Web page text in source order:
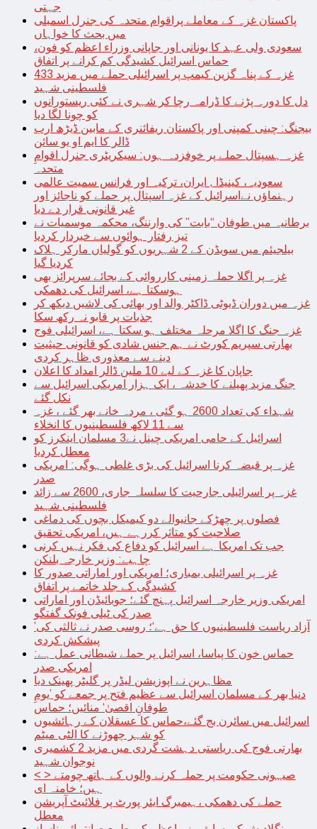
جہتی
پاکستان غزہ کے معاملے پراقوام متحدہ کی جنرل اسمبلی
میں بحث کا خواہاں
سعودی ولی عہد کا یونانی اور جاپانی وزراء اعظم کو فون،
حماس اسرائیل کشیدگی کم کرانے پر اتفاق
غزہ کے پناہ گزین کیمپ پر اسرائیلی حملے میں مزید 433
فلسطینی شہید
دل کا دورہ پڑنے کا ڈرامہ رچا کر شہری نے کئی ریستورانوں
کو چونا لگا دیا
بیجنگ: چینی کمپنی اور پاکستان ریفائنری کے مابین ڈیڑھ ارب
ڈالر کا ایم او یو سائن
غزہ ہسپتال حملے پر خوفزدہ ہوں: سیکریٹری جنرل اقوامِ
متحدہ
سعودیہ، کینیڈا , ایران، ترکیہ اور فرانس سمیت عالمی
رہنماؤں نےاسرائیل کے غزہ اسپتال پر حملے کو ناجائز اور
غیر قانونی قرار دے دیا
برطانیہ میں طوفان “بابت” کی وارننگ، محکمہ موسمیات نے
تیز رفتار ہوائوں سے خبردار کردیا
بیلجیئم میں سویڈن کے 2 شہریوں کو گولیاں مارکر ہلاک
کردیا گیا
غزہ پر اگلا حملہ زمینی کارروائی کے بجائے سرپرائز بھی
ہوسکتا ہے، اسرائیل کی دھمکی
غزہ میں دوران ڈیوٹی ڈاکٹر والد اور بھائی کی لاشیں دیکھ کر
جذبات پر قابو نہ رکھ سکا
غزہ جنگ کا اگلا مرحلہ مختلف ہو سکتا ہے، اسرائیلی فوج
بھارتی سپریم کورٹ نے ہم جنس شادی کو قانونی حیثیت
دینے سے معذوری ظاہر کردی
جاپان کا غزہ کے لیے 10 ملین ڈالر امداد کا اعلان
جنگ مزید پھیلنے کا خدشہ ، ایک ہزار امریکی اسرائیل سے
نکل گئے
شہداء کی تعداد 2600 ہو گئی ، مردہ خانے بھر گئے ، غزہ
سے 11 لاکھ فلسطینیوں کا انخلاء
اسرائیل کے حامی امریکی چینل نے3 مسلمان اینکرز کو
معطل کردیا
غزہ پر قبضہ کرنا اسرائیل کی بڑی غلطی ہوگی: امریکی
صدر
غزہ پر اسرائیلی جارحیت کا سلسلہ جاری، 2600 سے زائد
فلسطینی شہید
فصلوں پر چھڑکے جانیوالے دو کیمیکل بچوں کی دماغی
صلاحیت کو متاثر کررہے ہیں، امریکی تحقیق
جب تک امریکا ہے اسرائیل کو دفاع کی فکر نہیں کرنی
چاہیے: وزیر خارجہ بلنکن
غزہ پر اسرائیلی بمباری؛ امریکی اور اماراتی صدور کا
کشیدگی کے جلد خاتمے پر اتفاق
امریکی وزیر خارجہ اسرائیل پہنچ گئے؛ جوبائیڈن اور اماراتی
صدر کی ٹیلی فونک گفتگو
’آزاد ریاست فلسطینیوں کا حق ہے‘؛ روسی صدر نے ثالثی کی
پیشکش کردی
حماس خون کا پیاسا، اسرائیل پر حملے شیطانی عمل ہے:
امریکی صدر
مظاہرین نے اپوزیشن لیڈر پر گلیٹر پھینک دیا
دنیا بھر کے مسلمان اسرائیل سے عظیم فتح پر جمعے کو ’یومِ
طوفانِ اقصیٰ‘ منائیں؛ حماس
اسرائیل میں سائرن بج گئے،حماس کا عسقلان کے رہائشیوں
کو شہر چھوڑنے کا الٹی میٹم
بھارتی فوج کی ریاستی دہشت گردی میں مزید 2 کشمیری
نوجوان شہید
< > صیہونی حکومت پر حملہ کرنے والوں کے ہاتھ چومتے
ہیں؛ خامنہ ای
حملے کی دھمکی ،ہیمبرگ ایئر پورٹ پر فلائیٹ آپریشن
معطل